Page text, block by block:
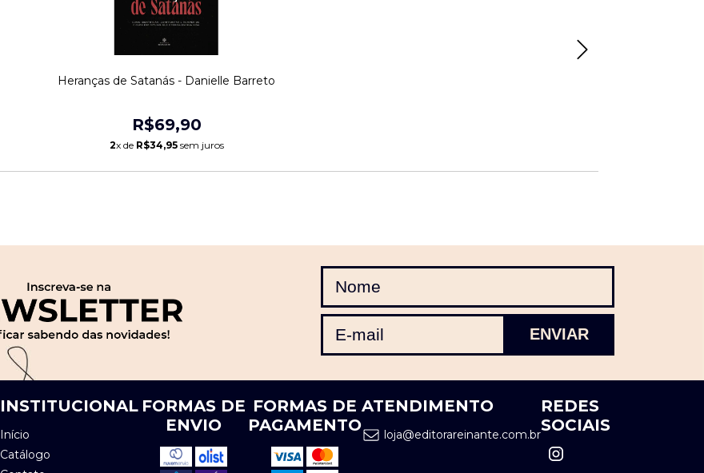
Heranças de Satanás - Danielle Barreto
R$69,90
2x de R$34,95sem juros
INSTITUCIONAL
Início
Catálogo
FORMAS DE
ENVIO
FORMAS DE
PAGAMENTO
ATENDIMENTO
loja@editorareinante.com.br
REDES
SOCIAIS